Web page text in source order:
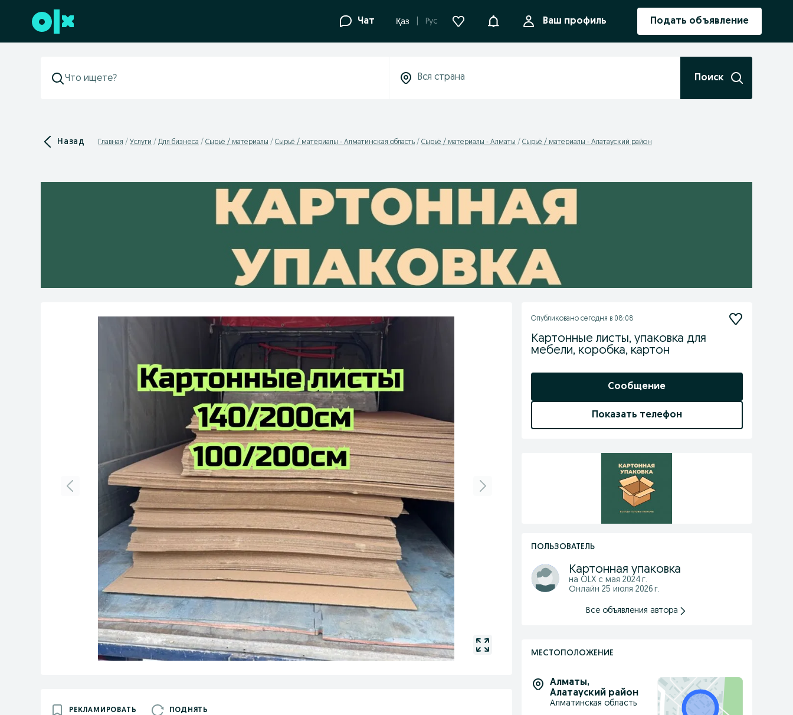
Перейти к нижнему колонтитулу Чат Қаз Рус УведомленияВаш профиль Подать объявление
Поиск
Назад Главная Услуги Для бизнеса Сырьё / материалы Сырьё / материалы - Алматинская область Сырьё / материалы - Алматы Сырьё / материалы - Алатауский район
РЕКЛАМИРОВАТЬ ПОДНЯТЬ
Опубликовано сегодня в 08:08
Картонные листы, упаковка для
мебели, коробка, картон
Сообщение
Показать телефон
ПОЛЬЗОВАТЕЛЬ
Картонная упаковка
на OLX с мая 2024 г.
Онлайн 25 июля 2026 г.
Все объявления автора
МЕСТОПОЛОЖЕНИЕ
Алматы,
Алатауский район
Алматинская область